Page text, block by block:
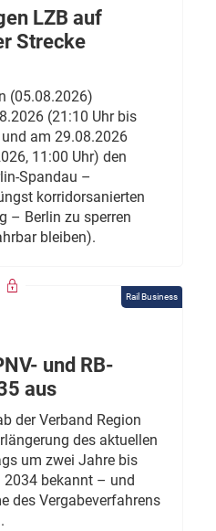
LZB auf
Strecke
(05.08.2026)
(21:10 Uhr bis
am 29.08.2026
11:00 Uhr) den
Spandau –
korridorsanierten
– Berlin zu sperren
bleiben).
Rail Business
und RB-
aus
der Verband Region
des aktuellen
um zwei Jahre bis
bekannt – und
des Vergabeverfahrens